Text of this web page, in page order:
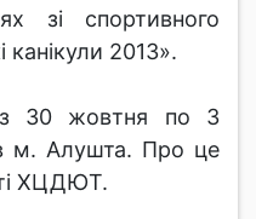
зі спортивного
канікули 2013».
з 30 жовтня по 3
м. Алушта. Про це
ХЦДЮТ.